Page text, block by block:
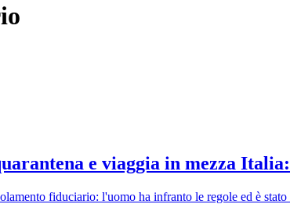
e viaggia in mezza
fiduciario: l'uomo ha infranto le regole ed è